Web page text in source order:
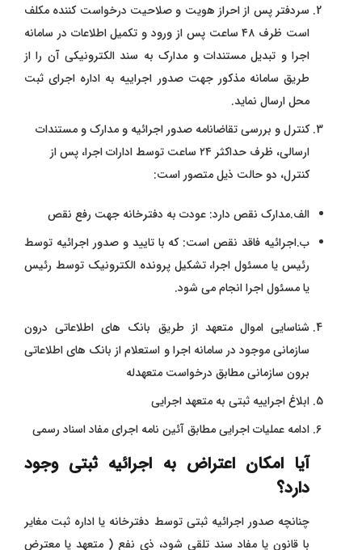
سردفتر پس از احراز هویت و صلاحیت درخواست کننده مکلف
است ظرف ۴۸ ساعت پس از ورود و تکمیل اطلاعات در سامانه
اجرا و تبدیل مستندات و مدارک به سند الکترونیکی آن را از
طریق سامانه مذکور جهت صدور اجراییه به اداره اجرای ثبت
محل ارسال نماید.
کنترل و بررسی تقاضانامه صدور اجرائیه و مدارک و مستندات
ارسالی، ظرف حداکثر ۲۴ ساعت توسط ادارات اجرا، پس از
کنترل، دو حالت ذیل متصور است:
الف.مدارک نقص دارد: عودت به دفترخانه جهت رفع نقص
ب.اجرائیه فاقد نقص است: که با تایید و صدور اجرائیه توسط
رئیس یا مسئول اجرا، تشکیل پرونده الکترونیک توسط رئیس
یا مسئول اجرا انجام می شود.
شناسایی اموال متعهد از طریق بانک ‌های اطلاعاتی درون
سازمانی موجود در سامانه اجرا و استعلام از بانک ‌های اطلاعاتی
برون سازمانی مطابق درخواست متعهدله
ابلاغ اجراییه ثبتی به متعهد اجرایی
ادامه عملیات اجرایی مطابق آئین ‌نامه اجرای مفاد اسناد رسمی
آیا امکان اعتراض به اجرائیه ثبتی وجود
دارد؟
چنانچه صدور اجرائیه ثبتی توسط دفترخانه یا اداره ثبت مغایر
با قانون یا مفاد سند تلقی شود، ذی ‌نفع ( متعهد یا معترض